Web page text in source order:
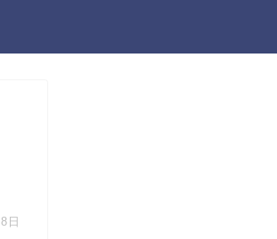
日